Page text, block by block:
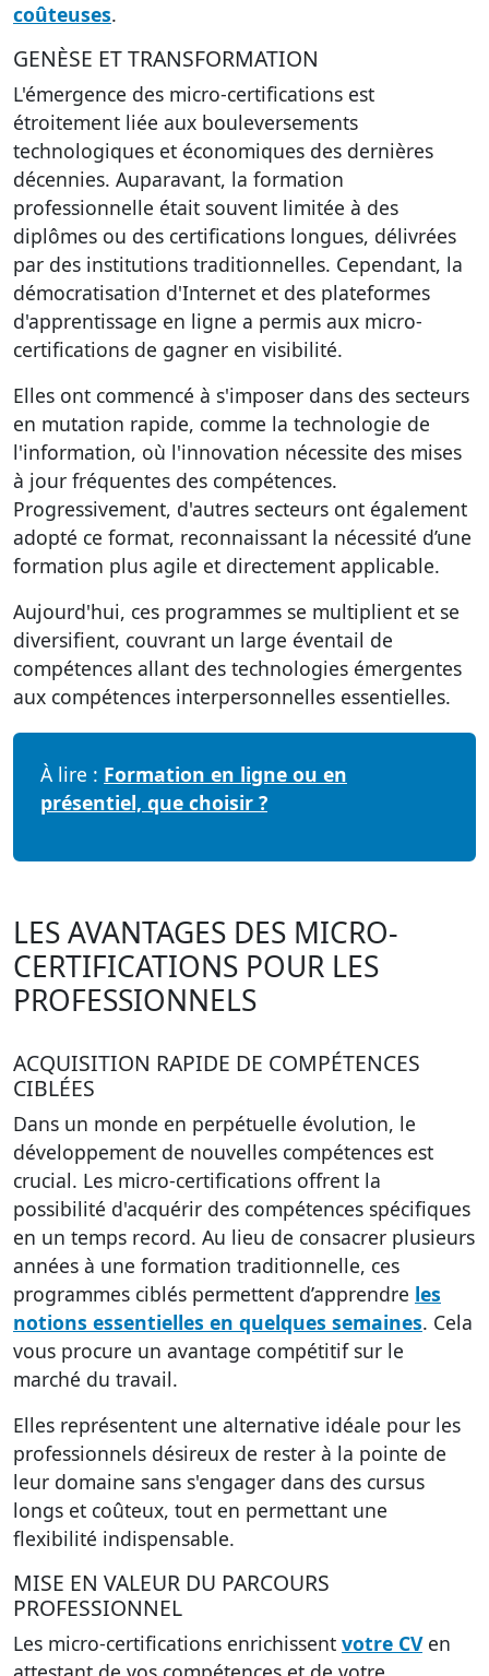
coûteuses.
GENÈSE ET TRANSFORMATION
L'émergence des micro-certifications est
étroitement liée aux bouleversements
technologiques et économiques des dernières
décennies. Auparavant, la formation
professionnelle était souvent limitée à des
diplômes ou des certifications longues, délivrées
par des institutions traditionnelles. Cependant, la
démocratisation d'Internet et des plateformes
d'apprentissage en ligne a permis aux micro-
certifications de gagner en visibilité.
Elles ont commencé à s'imposer dans des secteurs
en mutation rapide, comme la technologie de
l'information, où l'innovation nécessite des mises
à jour fréquentes des compétences.
Progressivement, d'autres secteurs ont également
adopté ce format, reconnaissant la nécessité d’une
formation plus agile et directement applicable.
Aujourd'hui, ces programmes se multiplient et se
diversifient, couvrant un large éventail de
compétences allant des technologies émergentes
aux compétences interpersonnelles essentielles.
À lire : Formation en ligne ou en
présentiel, que choisir ?
LES AVANTAGES DES MICRO-
CERTIFICATIONS POUR LES
PROFESSIONNELS
ACQUISITION RAPIDE DE COMPÉTENCES
CIBLÉES
Dans un monde en perpétuelle évolution, le
développement de nouvelles compétences est
crucial. Les micro-certifications offrent la
possibilité d'acquérir des compétences spécifiques
en un temps record. Au lieu de consacrer plusieurs
années à une formation traditionnelle, ces
programmes ciblés permettent d’apprendre les
notions essentielles en quelques semaines. Cela
vous procure un avantage compétitif sur le
marché du travail.
Elles représentent une alternative idéale pour les
professionnels désireux de rester à la pointe de
leur domaine sans s'engager dans des cursus
longs et coûteux, tout en permettant une
flexibilité indispensable.
MISE EN VALEUR DU PARCOURS
PROFESSIONNEL
Les micro-certifications enrichissent votre CVen